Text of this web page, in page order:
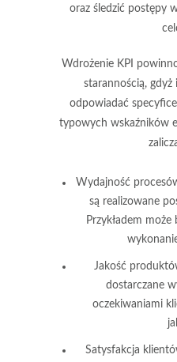
oraz śledzić postępy
Wdrożenie KPI
starannością,
odpowiadać
typowych wskaźników
Wydajność
są realizowane
Przykładem
Jakość
dostarczane
oczekiwaniami
Satysfakcja